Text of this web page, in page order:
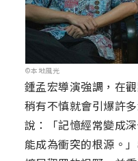
©本地風光
鍾孟宏導演強調，在
稍有不慎就會引爆許
說：「記憶經常變成
能成為衝突的根源。